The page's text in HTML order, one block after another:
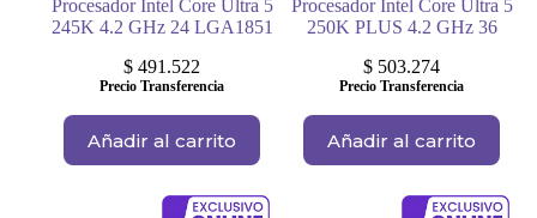
Procesador Intel Core Ultra 5
245K 4.2 GHz 24 LGA1851
$ 491.522
Precio Transferencia
Añadir al carrito
Procesador Intel Core Ultra 5
250K PLUS 4.2 GHz 36
$ 503.274
Precio Transferencia
Añadir al carrito